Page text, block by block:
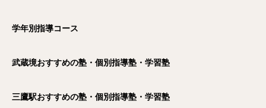
学年別指導コース
武蔵境おすすめの塾・個別指導塾・学習塾
三鷹駅おすすめの塾・個別指導塾・学習塾